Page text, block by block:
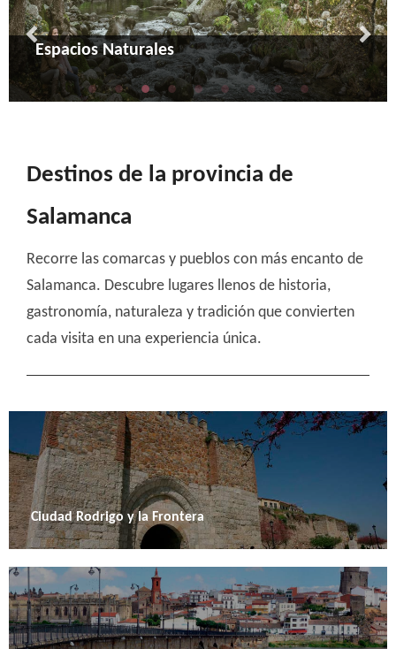
Arqueología
Cultural
Espacios Naturales
Actividades en la Naturaleza
Enoturismo y Gastronomía
Turismo Religioso
Artesanía y Vida Rural
Montaña y nieve
Cicloturismo
Destinos de la provincia de
Salamanca
Recorre las comarcas y pueblos con más encanto de
Salamanca. Descubre lugares llenos de historia,
gastronomía, naturaleza y tradición que convierten
cada visita en una experiencia única.
Ciudad Rodrigo y la Frontera